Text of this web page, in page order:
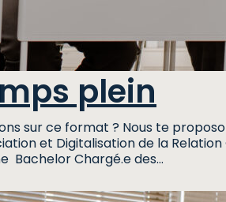
plein
sur ce format ? Nous te
et Digitalisation de la
Bachelor Chargé.e des…